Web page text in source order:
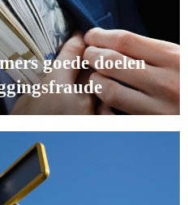
goede doelen